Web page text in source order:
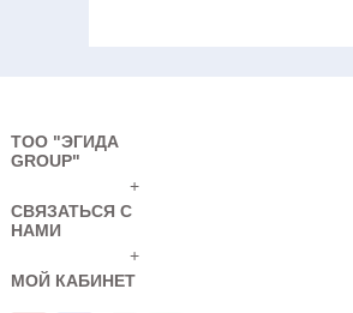
МГП FS (65-90-40)
товара: 3401000001407
Модуль газового
ТОО "ЭГИДА
GROUP"
+
СВЯЗАТЬСЯ С
НАМИ
+
МОЙ КАБИНЕТ